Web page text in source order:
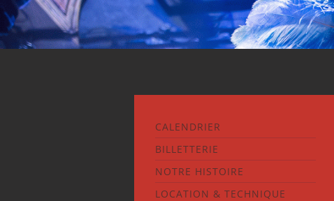
CALENDRIER
BILLETTERIE
NOTRE HISTOIRE
LOCATION & TECHNIQUE